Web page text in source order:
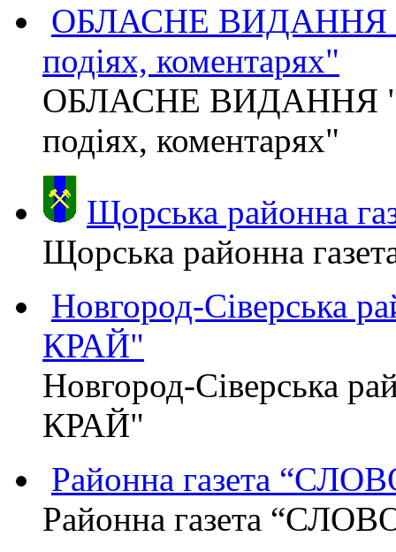
ОБЛАСНЕ ВИДАННЯ
подіях, коментарях"
ОБЛАСНЕ ВИДАННЯ
подіях, коментарях"
Щорська районна
Щорська районна
Новгород-Сіверська
КРАЙ"
Новгород-Сіверська
КРАЙ"
Районна газета
Районна газета